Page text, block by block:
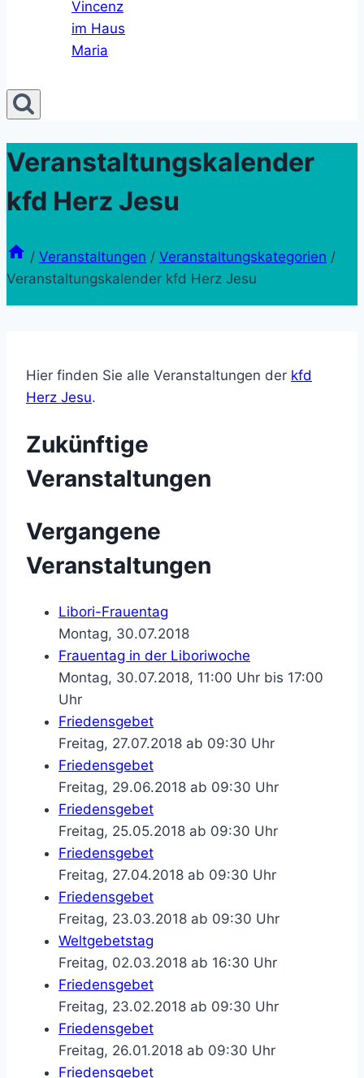
Vincenz
im Haus
Maria
Veranstaltungskalender
kfd Herz Jesu
/ Veranstaltungen / Veranstaltungskategorien /
Veranstaltungskalender kfd Herz Jesu
Hier finden Sie alle Veranstaltungen der kfd
Herz Jesu.
Zukünftige
Veranstaltungen
Vergangene
Veranstaltungen
Libori-Frauentag
Montag, 30.07.2018
Frauentag in der Liboriwoche
Montag, 30.07.2018, 11:00 Uhr bis 17:00
Uhr
Friedensgebet
Freitag, 27.07.2018 ab 09:30 Uhr
Friedensgebet
Freitag, 29.06.2018 ab 09:30 Uhr
Friedensgebet
Freitag, 25.05.2018 ab 09:30 Uhr
Friedensgebet
Freitag, 27.04.2018 ab 09:30 Uhr
Friedensgebet
Freitag, 23.03.2018 ab 09:30 Uhr
Weltgebetstag
Freitag, 02.03.2018 ab 16:30 Uhr
Friedensgebet
Freitag, 23.02.2018 ab 09:30 Uhr
Friedensgebet
Freitag, 26.01.2018 ab 09:30 Uhr
Friedensgebet